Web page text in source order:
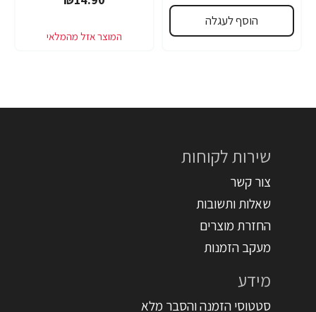
הוסף לעגלה
שירות לקוחות
צור קשר
שאלות ותשובות
החזרת מוצרים
מעקב הזמנות
מידע
סטטוסי הזמנה והסבר מלא